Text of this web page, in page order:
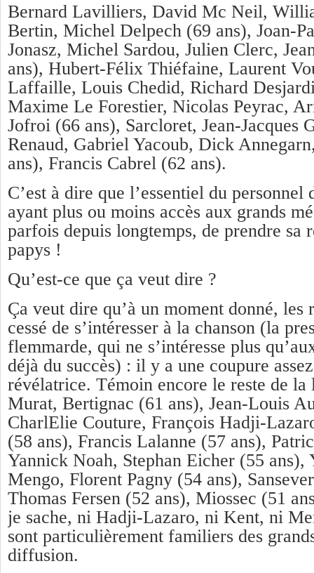
Bernard Lavilliers, David Mc Neil,
Bertin, Michel Delpech (69 ans), Joan-
Jonasz, Michel Sardou, Julien Clerc,
ans), Hubert-Félix Thiéfaine, Laurent
Laffaille, Louis Chedid, Richard
Maxime Le Forestier, Nicolas Peyrac,
Jofroi (66 ans), Sarcloret, Jean-Jacques
Renaud, Gabriel Yacoub, Dick
ans), Francis Cabrel (62 ans).
C’est à dire que l’essentiel du personnel
ayant plus ou moins accès aux grands
parfois depuis longtemps, de prendre sa
papys !
Qu’est-ce que ça veut dire ?
Ça veut dire qu’à un moment donné, les
cessé de s’intéresser à la chanson (la
flemmarde, qui ne s’intéresse plus
déjà du succès) : il y a une coupure
révélatrice. Témoin encore le reste de la
Murat, Bertignac (61 ans), Jean-Louis
CharlElie Couture, François Hadji-
(58 ans), Francis Lalanne (57 ans),
Yannick Noah, Stephan Eicher (55 ans),
Mengo, Florent Pagny (54 ans),
Thomas Fersen (52 ans), Miossec (51
je sache, ni Hadji-Lazaro, ni Kent, ni
sont particulièrement familiers des
diffusion.